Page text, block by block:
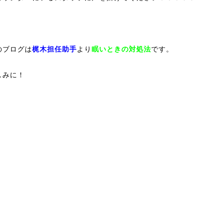
ブログは梶木担任助手より 眠いときの対処法です。
に！